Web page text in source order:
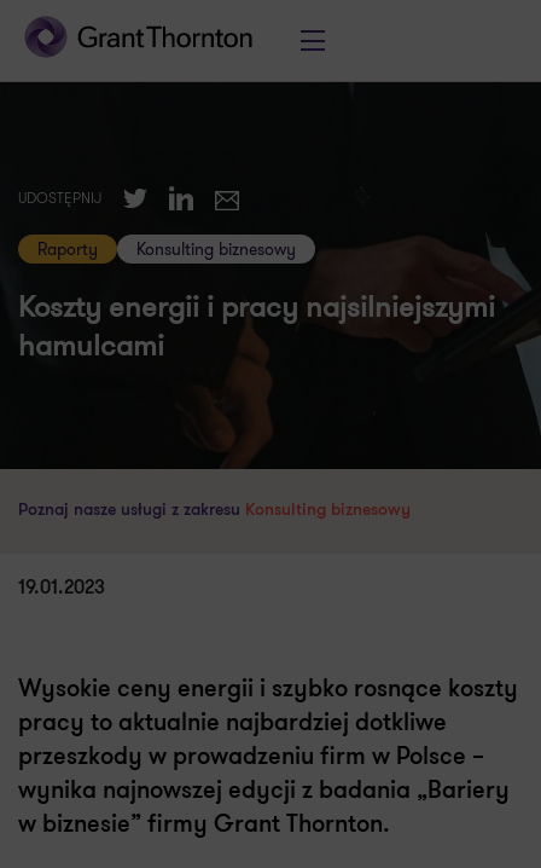
UDOSTĘPNIJ TwitterLinkedIn
E-mail
Raporty Konsulting biznesowy
Koszty energii i pracy najsilniejszymi
hamulcami
Poznaj nasze usługi z zakresu Konsulting biznesowy
19.01.2023
Wysokie ceny energii i szybko rosnące koszty
pracy to aktualnie najbardziej dotkliwe
przeszkody w prowadzeniu firm w Polsce –
wynika najnowszej edycji z badania „Bariery
w biznesie” firmy Grant Thornton.